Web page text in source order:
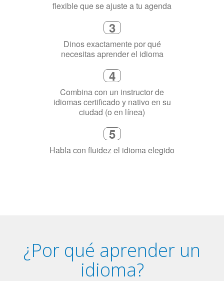
3
Dinos exactamente por qué
necesitas aprender el idioma
Combina con un instructor de
idiomas certificado y nativo en su
ciudad (o en línea)
Habla con fluidez el idioma elegido
¿Por qué aprender un
idioma?